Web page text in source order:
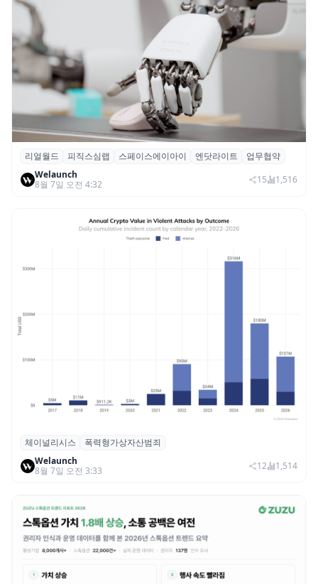
리얼월드, 로봇테크 스타트업 3곳과 손잡고
휴머노이드 표준 만든다
리얼월드 피직스심랩 스페이스에이아이 엔닷라이트
업무협약
Welaunch
8월 7일 오전 4:32
15 1,516
체이널리시스 “가상자산 보유자 대상 폭력
범죄 증가…상반기 탈취액 3000만 달러 돌파
체이널리시스
폭력형가상자산범죄
Welaunch
8월 7일 오전 3:33
12 1,514